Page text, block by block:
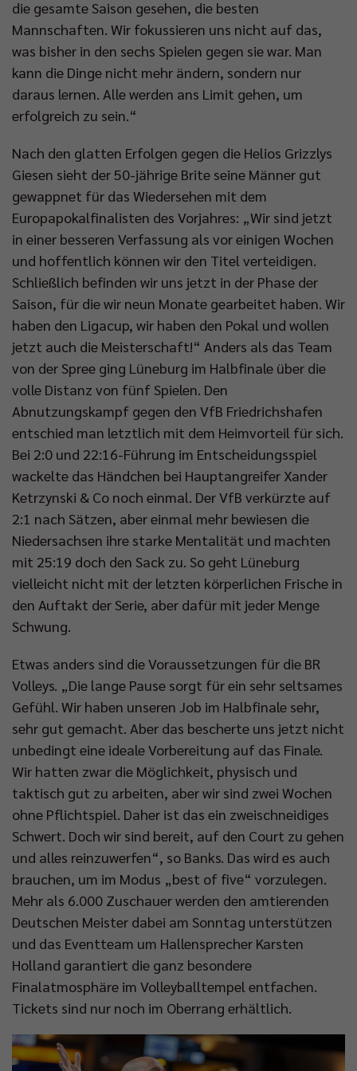
die gesamte Saison gesehen, die besten
Mannschaften. Wir fokussieren uns nicht auf das,
was bisher in den sechs Spielen gegen sie war. Man
kann die Dinge nicht mehr ändern, sondern nur
daraus lernen. Alle werden ans Limit gehen, um
erfolgreich zu sein.“
Nach den glatten Erfolgen gegen die Helios Grizzlys
Giesen sieht der 50-jährige Brite seine Männer gut
gewappnet für das Wiedersehen mit dem
Europapokalfinalisten des Vorjahres: „Wir sind jetzt
in einer besseren Verfassung als vor einigen Wochen
und hoffentlich können wir den Titel verteidigen.
Schließlich befinden wir uns jetzt in der Phase der
Saison, für die wir neun Monate gearbeitet haben. Wir
haben den Ligacup, wir haben den Pokal und wollen
jetzt auch die Meisterschaft!“ Anders als das Team
von der Spree ging Lüneburg im Halbfinale über die
volle Distanz von fünf Spielen. Den
Abnutzungskampf gegen den VfB Friedrichshafen
entschied man letztlich mit dem Heimvorteil für sich.
Bei 2:0 und 22:16-Führung im Entscheidungsspiel
wackelte das Händchen bei Hauptangreifer Xander
Ketrzynski & Co noch einmal. Der VfB verkürzte auf
2:1 nach Sätzen, aber einmal mehr bewiesen die
Niedersachsen ihre starke Mentalität und machten
mit 25:19 doch den Sack zu. So geht Lüneburg
vielleicht nicht mit der letzten körperlichen Frische in
den Auftakt der Serie, aber dafür mit jeder Menge
Schwung.
Etwas anders sind die Voraussetzungen für die BR
Volleys. „Die lange Pause sorgt für ein sehr seltsames
Gefühl. Wir haben unseren Job im Halbfinale sehr,
sehr gut gemacht. Aber das bescherte uns jetzt nicht
unbedingt eine ideale Vorbereitung auf das Finale.
Wir hatten zwar die Möglichkeit, physisch und
taktisch gut zu arbeiten, aber wir sind zwei Wochen
ohne Pflichtspiel. Daher ist das ein zweischneidiges
Schwert. Doch wir sind bereit, auf den Court zu gehen
und alles reinzuwerfen“, so Banks. Das wird es auch
brauchen, um im Modus „best of five“ vorzulegen.
Mehr als 6.000 Zuschauer werden den amtierenden
Deutschen Meister dabei am Sonntag unterstützen
und das Eventteam um Hallensprecher Karsten
Holland garantiert die ganz besondere
Finalatmosphäre im Volleyballtempel entfachen.
Tickets sind nur noch im Oberrang erhältlich.